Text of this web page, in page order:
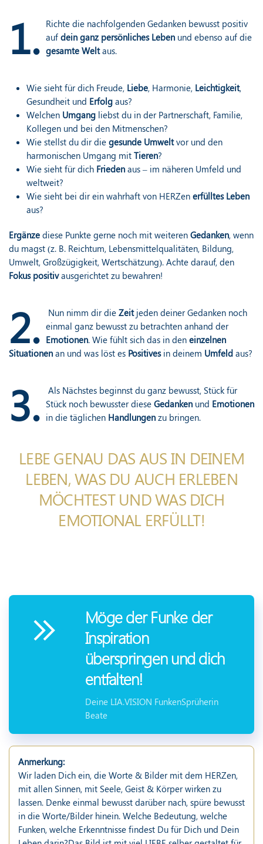
1. Richte die nachfolgenden Gedanken bewusst positiv
auf dein ganz persönliches Leben und ebenso auf die
gesamte Weltaus.
Wie sieht für dich Freude, Liebe, Harmonie, Leichtigkeit,
Gesundheit und Erfolg aus?
Welchen Umgang liebst du in der Partnerschaft, Familie,
Kollegen und bei den Mitmenschen?
Wie stellst du dir die gesunde Umweltvor und den
harmonischen Umgang mit Tieren?
Wie sieht für dich Frieden aus – im näheren Umfeld und
weltweit?
Wie sieht bei dir ein wahrhaft von HERZen erfülltes Leben
aus?
Ergänze diese Punkte gerne noch mit weiteren Gedanken, wenn
du magst (z. B. Reichtum, Lebensmittelqualitäten, Bildung,
Umwelt, Großzügigkeit, Wertschätzung). Achte darauf, den
Fokus positivausgerichtet zu bewahren!
2. Nun nimm dir die Zeitjeden deiner Gedanken noch
einmal ganz bewusst zu betrachten anhand der
Emotionen. Wie fühlt sich das in den einzelnen
Situationen an und was löst es Positivesin deinem Umfeld aus?
3.
Als Nächstes beginnst du ganz bewusst, Stück für
Stück noch bewusster diese Gedanken und Emotionen
in die täglichen Handlungen zu bringen.
LEBE GENAU DAS AUS IN DEINEM
LEBEN, WAS DU AUCH ERLEBEN
MÖCHTEST UND WAS DICH
EMOTIONAL ERFÜLLT!
Möge der Funke der
Inspiration
überspringen und dich
entfalten!
Deine LIA.VISION FunkenSprüherin
Beate
Anmerkung:
Wir laden Dich ein, die Worte & Bilder mit dem HERZen,
mit allen Sinnen, mit Seele, Geist & Körper wirken zu
lassen. Denke einmal bewusst darüber nach, spüre bewusst
in die Worte/Bilder hinein. Welche Bedeutung, welche
Funken, welche Erkenntnisse findest Du für Dich und Dein